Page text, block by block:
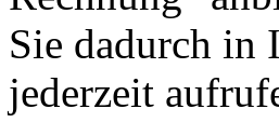
Sie dadurch in
jederzeit